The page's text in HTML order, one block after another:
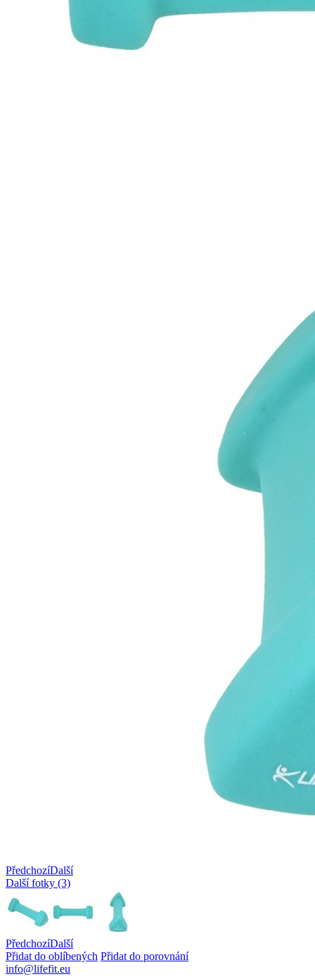
PředchozíDalší
Další fotky (3)
PředchozíDalší
Přidat do oblíbených Přidat do porovnání
info@lifefit.eu